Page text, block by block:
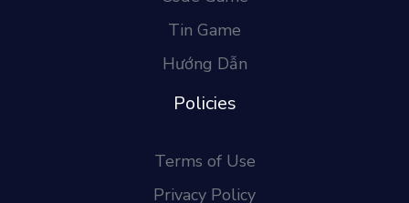
Tin Game
Hướng Dẫn
Policies
Terms of Use
Privacy Policy